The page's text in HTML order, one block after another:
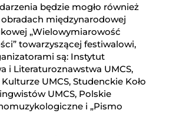
będzie mogło również
międzynarodowej
„Wielowymiarowość
towarzyszącej festiwalowi,
są: Instytut
i Literaturoznawstwa UMCS,
UMCS, Studenckie Koło
UMCS, Polskie
i „Pismo